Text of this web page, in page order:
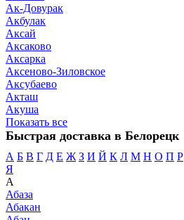
Ак-Довурак
Акбулак
Аксай
Аксаково
Аксарка
Аксеново-Зиловское
Аксубаево
Акташ
Акуша
Показать все
Быстрая доставка в Белорецк
А Б В Г Д Е Ж З И Й К Л М Н О П Р
Я
А
Абаза
Абакан